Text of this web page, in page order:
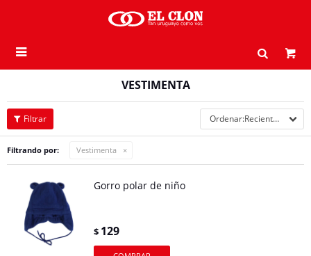

VESTIMENTA
Recientes
Filtrando por: Vestimenta
Gorro polar de niño
$ 129